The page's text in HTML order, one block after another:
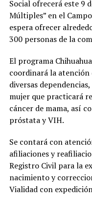
Social ofrecerá este 9
Múltiples” en el
espera ofrecer
300 personas de la
El programa
coordinará la atención
diversas
mujer que practicará
cáncer de mama, así
próstata y VIH.
Se contará con
afiliaciones y
Registro Civil para la
nacimiento y
Vialidad con